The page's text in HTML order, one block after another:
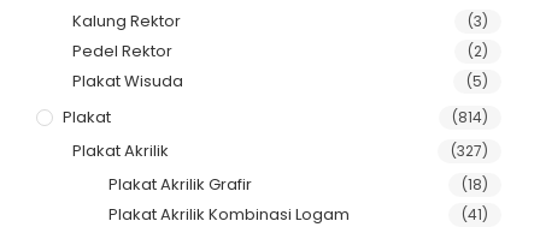
Kalung Rektor (3)
Pedel Rektor (2)
Plakat Wisuda (5)
Plakat (814)
Plakat Akrilik (327)
Plakat Akrilik Grafir (18)
Plakat Akrilik Kombinasi Logam (41)